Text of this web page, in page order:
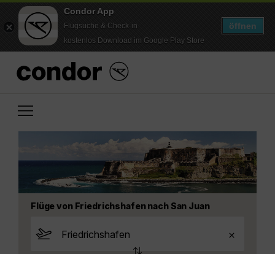
Condor App
Flugsuche & Check-in
kostenlos Download im Google Play Store
öffnen
Flüge von Friedrichshafen nach San Juan